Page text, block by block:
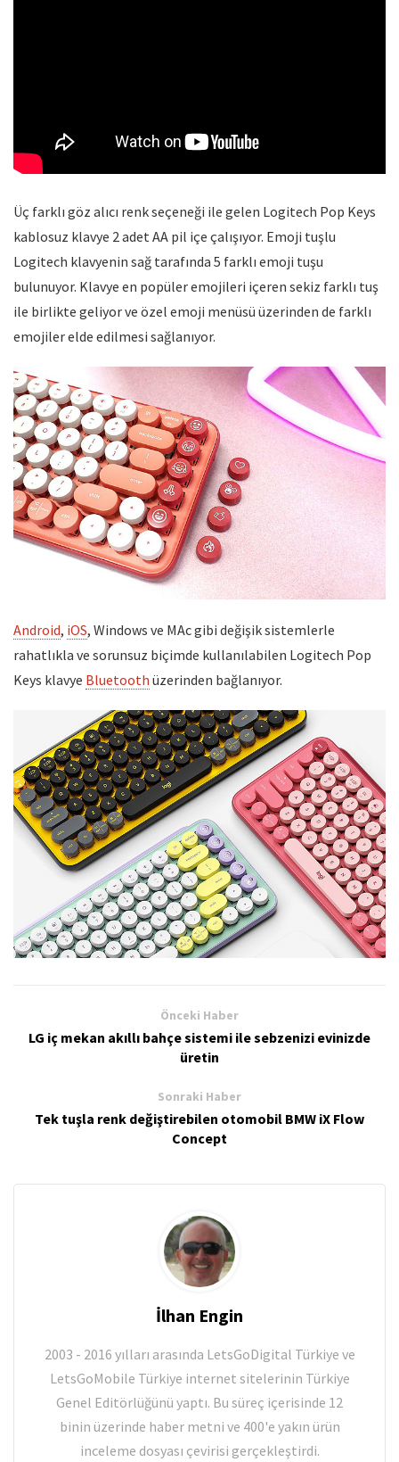
Üç farklı göz alıcı renk seçeneği ile gelen Logitech Pop Keys
kablosuz klavye 2 adet AA pil içe çalışıyor. Emoji tuşlu
Logitech klavyenin sağ tarafında 5 farklı emoji tuşu
bulunuyor. Klavye en popüler emojileri içeren sekiz farklı tuş
ile birlikte geliyor ve özel emoji menüsü üzerinden de farklı
emojiler elde edilmesi sağlanıyor.
Android, iOS, Windows ve MAc gibi değişik sistemlerle
rahatlıkla ve sorunsuz biçimde kullanılabilen Logitech Pop
Keys klavye Bluetooth üzerinden bağlanıyor.
Önceki Haber
LG iç mekan akıllı bahçe sistemi ile sebzenizi evinizde
üretin
Sonraki Haber
Tek tuşla renk değiştirebilen otomobil BMW iX Flow
Concept
İlhan Engin
2003 - 2016 yılları arasında LetsGoDigital Türkiye ve
LetsGoMobile Türkiye internet sitelerinin Türkiye
Genel Editörlüğünü yaptı. Bu süreç içerisinde 12
binin üzerinde haber metni ve 400'e yakın ürün
inceleme dosyası çevirisi gerçekleştirdi.